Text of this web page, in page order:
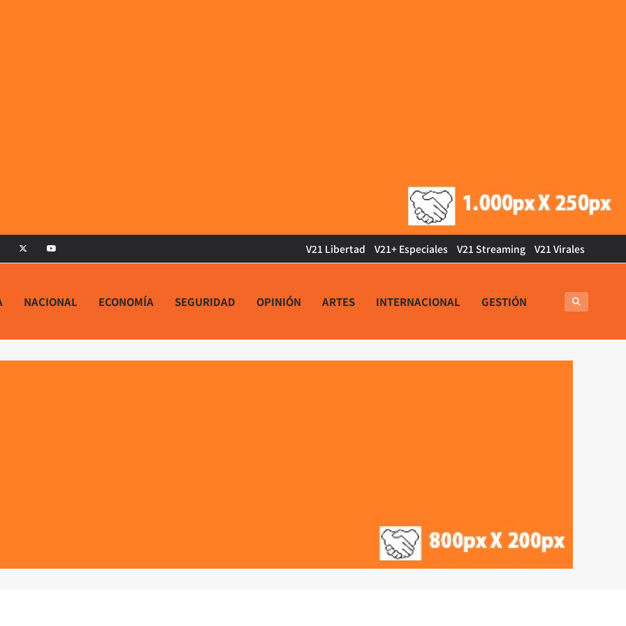
V21 Libertad V21+ Especiales V21 Streaming V21 Virales
NACIONAL ECONOMÍA SEGURIDAD OPINIÓN ARTES INTERNACIONAL GESTIÓN